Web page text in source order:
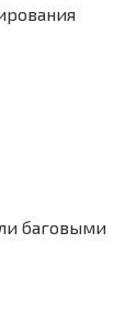
баговыми